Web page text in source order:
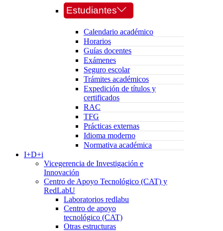
Estudiantes
Calendario académico
Horarios
Guías docentes
Exámenes
Seguro escolar
Trámites académicos
Expedición de títulos y
certificados
RAC
TFG
Prácticas externas
Idioma moderno
Normativa académica
I+D+i
Vicegerencia de Investigación e
Innovación
Centro de Apoyo Tecnológico (CAT) y
RedLabU
Laboratorios redlabu
Centro de apoyo
tecnológico (CAT)
Otras estructuras